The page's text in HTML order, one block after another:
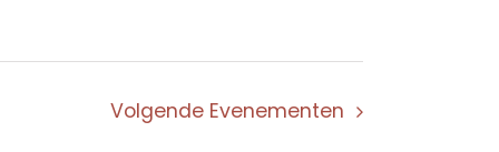
Volgende Evenementen